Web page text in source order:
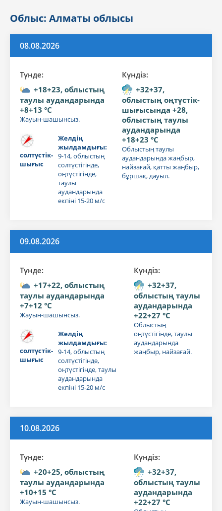
Облыс: Алматы облысы
08.08.2026
Түнде:
+18+23, облыстың
таулы аудандарында
+8+13 °C
Жауын-шашынсыз.
солтүстік-
шығыс
Желдің
жылдамдығы:
9-14, облыстың
солтүстігінде,
оңтүстігінде,
таулы
аудандарында
екпіні 15-20 м/с
Күндiз:
+32+37,
облыстың оңтүстік-
шығысында +28,
облыстың таулы
аудандарында
+18+23 °C
Облыстың таулы
аудандарында жаңбыр,
найзағай, қатты жаңбыр,
бұршақ, дауыл.
09.08.2026
Түнде:
+17+22, облыстың
таулы аудандарында
+7+12 °C
Жауын-шашынсыз.
солтүстік-
шығыс
Желдің
жылдамдығы:
9-14, облыстың
солтүстігінде,
оңтүстігінде, таулы
аудандарында
екпіні 15-20 м/с
Күндiз:
+32+37,
облыстың таулы
аудандарында
+22+27 °C
Облыстың
оңтүстігінде, таулы
аудандарында
жаңбыр, найзағай.
10.08.2026
Түнде:
+20+25, облыстың
таулы аудандарында
+10+15 °C
Жауын-шашынсыз.
Күндiз:
+32+37,
облыстың таулы
аудандарында
+22+27 °C